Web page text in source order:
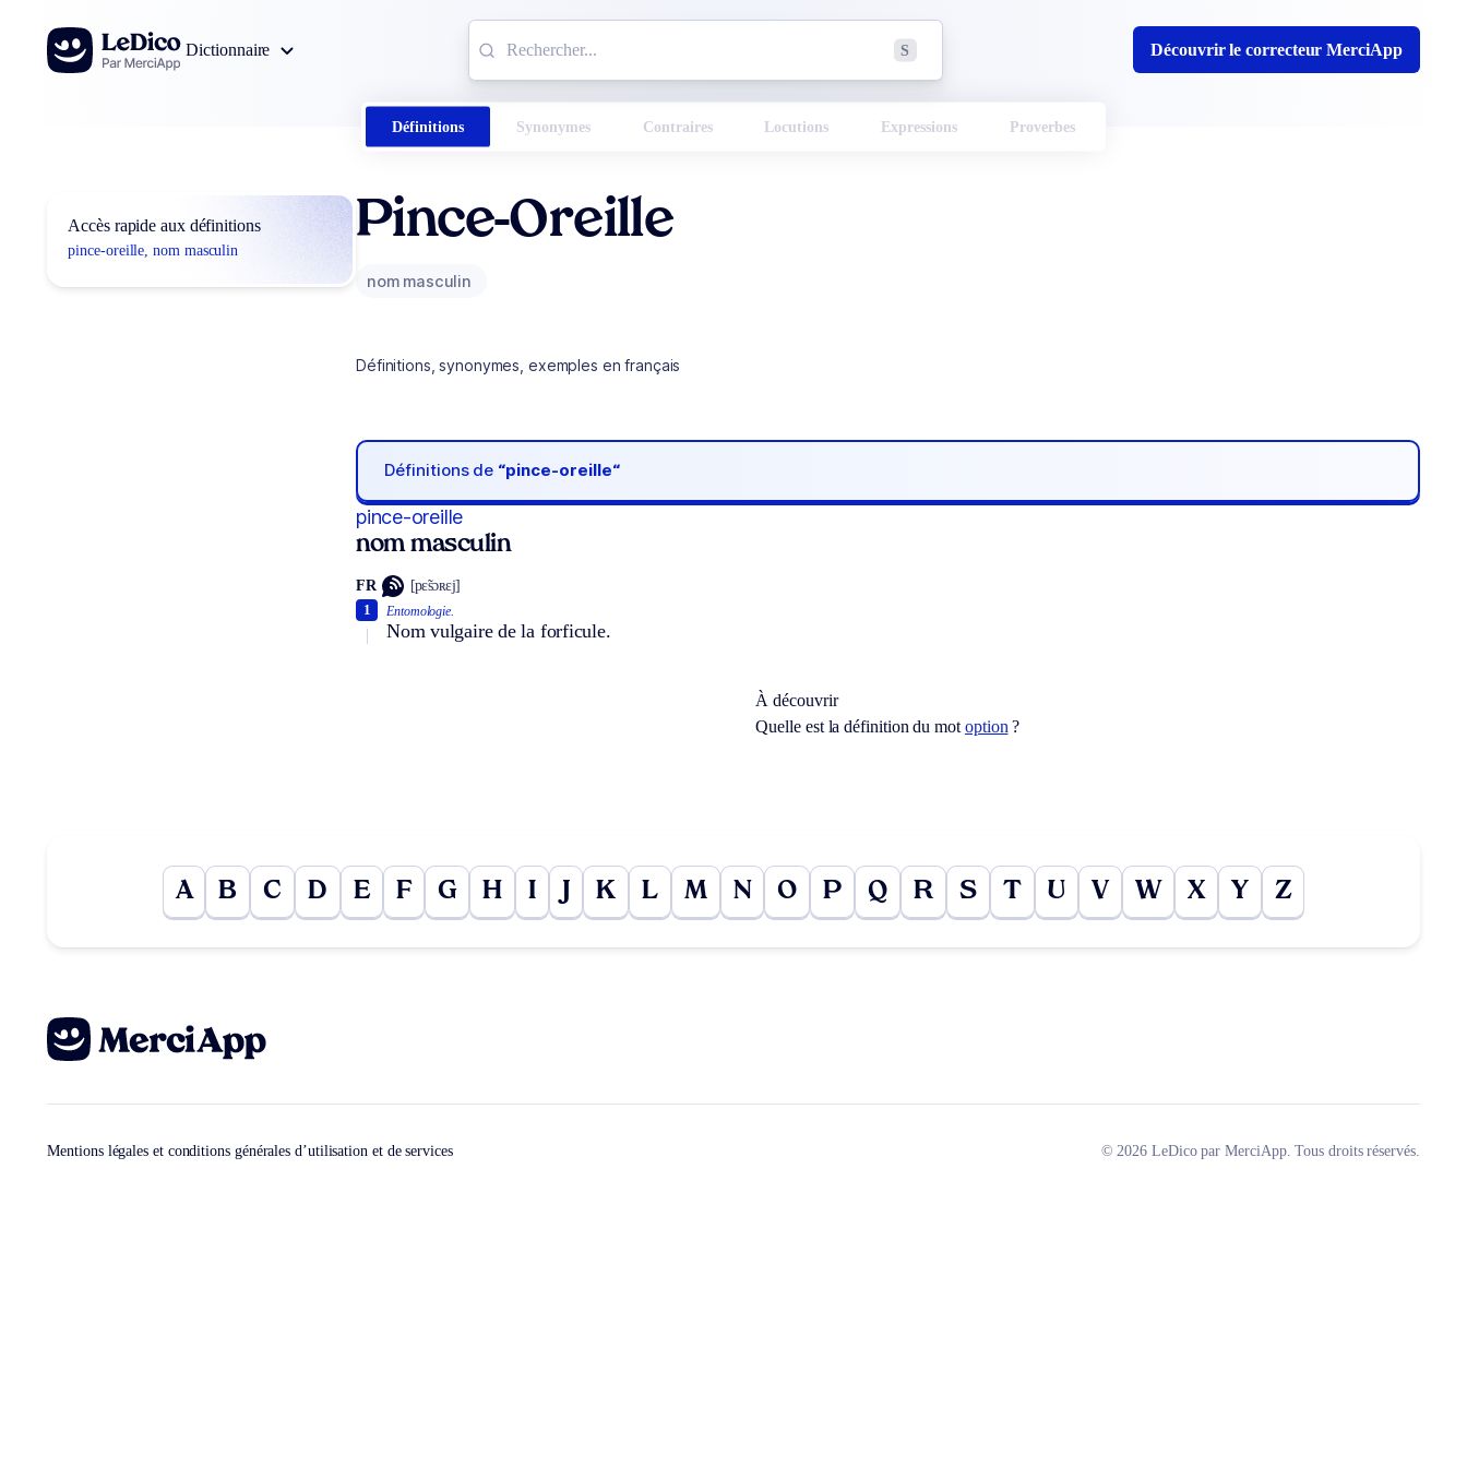
Aller au contenu
Dictionnaire
S Découvrir le correcteur MerciApp
Définitions Synonymes Contraires Locutions Expressions Proverbes
Accès rapide aux définitions
pince-oreille, nom masculin
Pince-Oreille
nom masculin
Définitions, synonymes, exemples en français
Définitions de “pince-oreille“
pince-oreille
nom masculin
FR [pɛ̃sɔʀɛj]
Entomologie.
Nom vulgaire de la forficule.
1
À découvrir
Quelle est la définition du mot option ?
A B C D E F G H I K L M N O P Q R S T U V W X Y Z
Mentions légales et conditions générales d’utilisation et de services © 2026 LeDico par MerciApp. Tous droits réservés.